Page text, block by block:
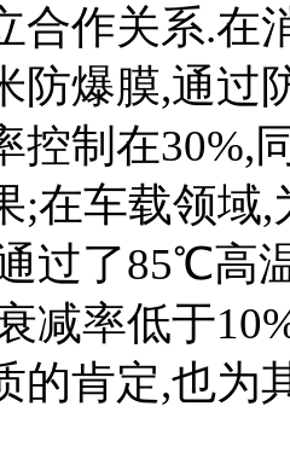
合作关系.在
防爆膜,通过
控制在30%,
;在车载领域
过了85℃高
减率低于
的肯定,也为